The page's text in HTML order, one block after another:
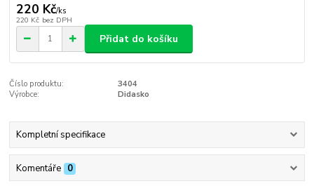
220 Kč/ks
220 Kč bez DPH
Přidat do košíku
Číslo produktu:
3404
Výrobce:
Didasko
Kompletní specifikace
Komentáře 0